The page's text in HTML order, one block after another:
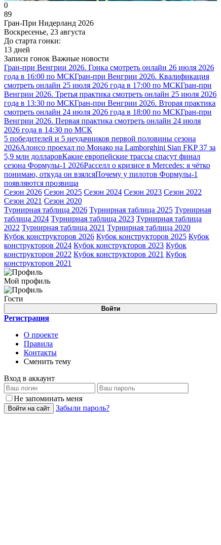
0
89
Гран-При Нидерланд 2026
Воскресенье, 23 августа
До старта гонки:
13 дней
Записи гонок Важные новости
Гран-при Венгрии 2026. Гонка смотреть онлайн 26 июля 2026
года в 16:00 по МСКГран-при Венгрии 2026. Квалификация
смотреть онлайн 25 июля 2026 года в 17:00 по МСКГран-при
Венгрии 2026. Третья практика смотреть онлайн 25 июля 2026
года в 13:30 по МСКГран-при Венгрии 2026. Вторая практика
смотреть онлайн 24 июля 2026 года в 18:00 по МСКГран-при
Венгрии 2026. Первая практика смотреть онлайн 24 июля
2026 года в 14:30 по МСК
5 победителей и 5 неудачников первой половины сезона
2026Алонсо проехал по Монако на Lamborghini Sian FKP 37 за
5,9 млн долларовКакие европейские трассы спасут финал
сезона Формулы-1 2026Расселл о кризисе в Mercedes: я чётко
понимаю, откуда он взялсяПочему у пилотов Формулы-1
появляются прозвища
Сезон 2026 Сезон 2025 Сезон 2024 Сезон 2023 Сезон 2022
Сезон 2021 Сезон 2020
Турнирная таблица 2026 Турнирная таблица 2025 Турнирная
таблица 2024 Турнирная таблица 2023 Турнирная таблица
2022 Турнирная таблица 2021 Турнирная таблица 2020
Кубок конструкторов 2026 Кубок конструкторов 2025 Кубок
конструкторов 2024 Кубок конструкторов 2023 Кубок
конструкторов 2022 Кубок конструкторов 2021 Кубок
конструкторов 2021
Мой профиль
Гости
Войти
Регистрация
О проекте
Правила
Контакты
Сменить тему
Вход в аккаунт
Не запоминать меня
Войти на сайт Забыли пароль?